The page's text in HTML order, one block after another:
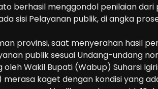
berhasil menggondol penilaian dari
sisi Pelayanan publik, di angka
provinsi, saat menyerahan hasil
publik sesuai Undang-undang
Wakil Bupati (Wabup) Suharsi
kaget dengan kondisi yang